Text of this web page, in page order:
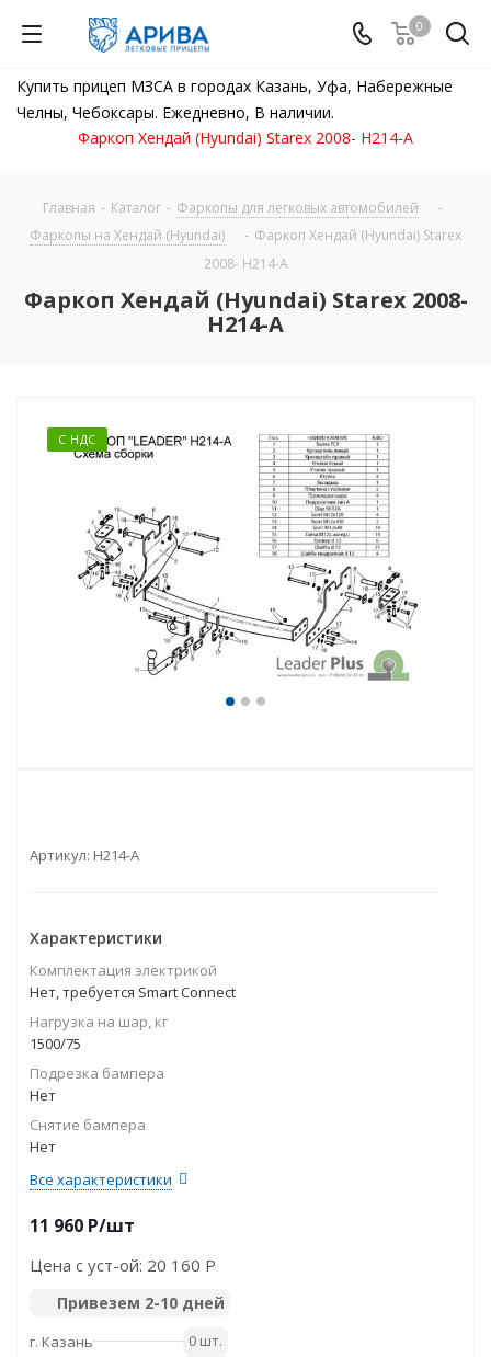
0
Купить прицеп МЗСА в городах Казань, Уфа, Набережные
Челны, Чебоксары. Ежедневно, В наличии.
Фаркоп Хендай (Hyundai) Starex 2008- H214-A
Главная - Каталог - Фаркопы для легковых автомобилей
-
Фаркопы на Хендай (Hyundai)
- Фаркоп Хендай (Hyundai) Starex
2008- H214-A
Фаркоп Хендай (Hyundai) Starex 2008-
H214-A
С НДС
Артикул: H214-A
Характеристики
Комплектация электрикой
Нет, требуется Smart Connect
Нагрузка на шар, кг
1500/75
Подрезка бампера
Нет
Снятие бампера
Нет
Все характеристики
11 960 P/шт
Цена с уст-ой: 20 160 P
Привезем 2-10 дней
г. Казань
0 шт.